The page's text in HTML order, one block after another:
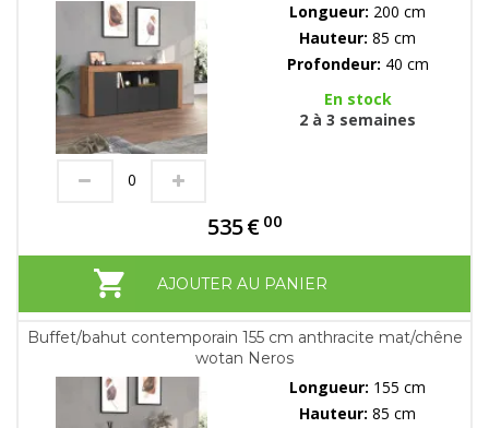
Longueur: 200 cm
Hauteur: 85 cm
Profondeur: 40 cm
En stock
2 à 3 semaines
535€ 00
AJOUTER AU PANIER
Buffet/bahut contemporain 155 cm anthracite mat/chêne
wotan Neros
Longueur: 155 cm
Hauteur: 85 cm